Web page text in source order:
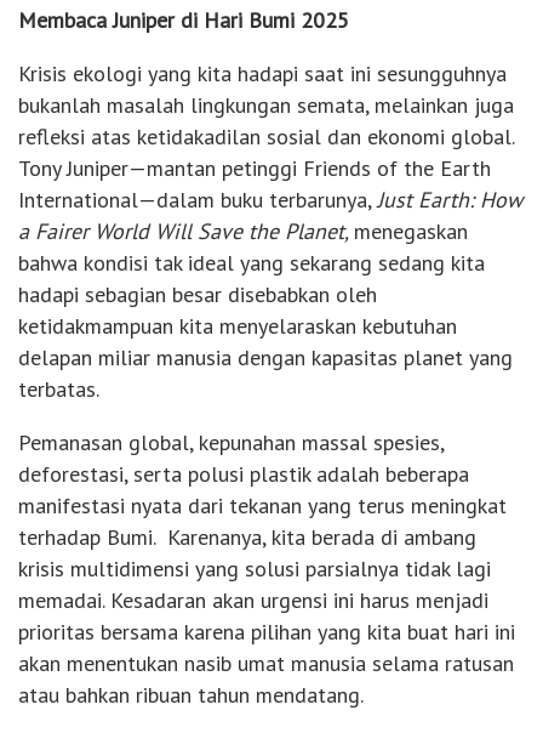
Membaca Juniper di Hari Bumi 2025
Krisis ekologi yang kita hadapi saat ini sesungguhnya
bukanlah masalah lingkungan semata, melainkan juga
refleksi atas ketidakadilan sosial dan ekonomi global.
Tony Juniper—mantan petinggi Friends of the Earth
International—dalam buku terbarunya,Just Earth: How
a Fairer World Will Save the Planet, menegaskan
bahwa kondisi tak ideal yang sekarang sedang kita
hadapi sebagian besar disebabkan oleh
ketidakmampuan kita menyelaraskan kebutuhan
delapan miliar manusia dengan kapasitas planet yang
terbatas.
Pemanasan global, kepunahan massal spesies,
deforestasi, serta polusi plastik adalah beberapa
manifestasi nyata dari tekanan yang terus meningkat
terhadap Bumi. Karenanya, kita berada di ambang
krisis multidimensi yang solusi parsialnya tidak lagi
memadai. Kesadaran akan urgensi ini harus menjadi
prioritas bersama karena pilihan yang kita buat hari ini
akan menentukan nasib umat manusia selama ratusan
atau bahkan ribuan tahun mendatang.